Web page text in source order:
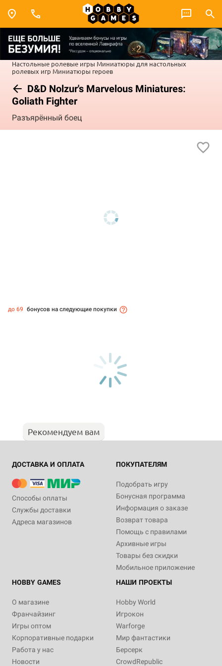
Настольные ролевые игры Миниатюры для настольных
ролевых игр Миниатюры героев
D&D Nolzur's Marvelous Miniatures:
Goliath Fighter
Разъярённый боец
до 69 бонусов на следующие покупки
Рекомендуем вам
ДОСТАВКА И ОПЛАТА
Способы оплаты
Службы доставки
Адреса магазинов
ПОКУПАТЕЛЯМ
Подобрать игру
Бонусная программа
Информация о заказе
Возврат товара
Помощь с правилами
Архивные игры
Товары без скидки
Мобильное приложение
HOBBY GAMES
О магазине
Франчайзинг
Игры оптом
Корпоративные подарки
Работа у нас
Новости
НАШИ ПРОЕКТЫ
Hobby World
Игрокон
Warforge
Мир фантастики
Берсерк
CrowdRepublic